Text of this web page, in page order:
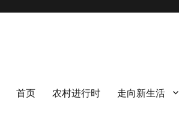
首页 农村进行时 走向新生活